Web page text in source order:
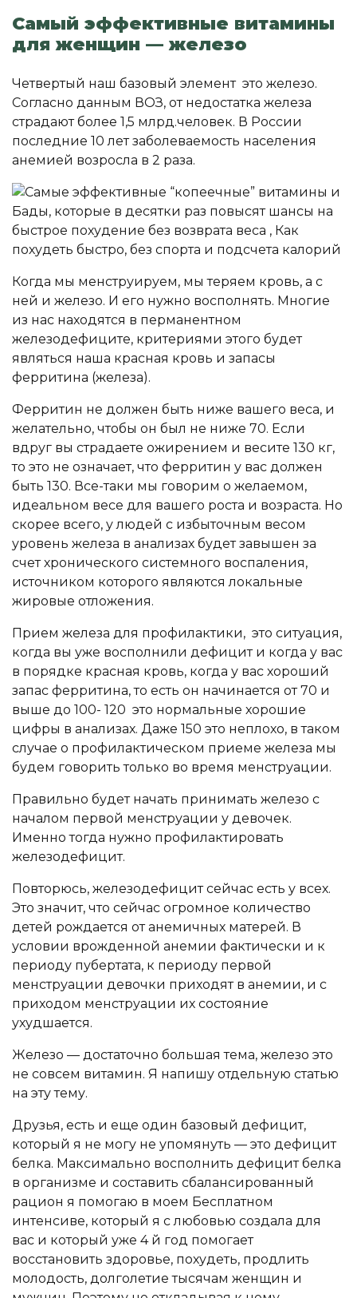
Самый эффективные витамины
для женщин — железо
Четвертый наш базовый элемент это железо.
Согласно данным ВОЗ, от недостатка железа
страдают более 1,5 млрд.человек. В России
последние 10 лет заболеваемость населения
анемией возросла в 2 раза.
Когда мы менструируем, мы теряем кровь, а с
ней и железо. И его нужно восполнять. Многие
из нас находятся в перманентном
железодефиците, критериями этого будет
являться наша красная кровь и запасы
ферритина (железа).
Ферритин не должен быть ниже вашего веса, и
желательно, чтобы он был не ниже 70. Если
вдруг вы страдаете ожирением и весите 130 кг,
то это не означает, что ферритин у вас должен
быть 130. Все-таки мы говорим о желаемом,
идеальном весе для вашего роста и возраста. Но
скорее всего, у людей с избыточным весом
уровень железа в анализах будет завышен за
счет хронического системного воспаления,
источником которого являются локальные
жировые отложения.
Прием железа для профилактики, это ситуация,
когда вы уже восполнили дефицит и когда у вас
в порядке красная кровь, когда у вас хороший
запас ферритина, то есть он начинается от 70 и
выше до 100- 120 это нормальные хорошие
цифры в анализах. Даже 150 это неплохо, в таком
случае о профилактическом приеме железа мы
будем говорить только во время менструации.
Правильно будет начать принимать железо с
началом первой менструации у девочек.
Именно тогда нужно профилактировать
железодефицит.
Повторюсь, железодефицит сейчас есть у всех.
Это значит, что сейчас огромное количество
детей рождается от анемичных матерей. В
условии врожденной анемии фактически и к
периоду пубертата, к периоду первой
менструации девочки приходят в анемии, и с
приходом менструации их состояние
ухудшается.
Железо — достаточно большая тема, железо это
не совсем витамин. Я напишу отдельную статью
на эту тему.
Друзья, есть и еще один базовый дефицит,
который я не могу не упомянуть — это дефицит
белка. Максимально восполнить дефицит белка
в организме и составить сбалансированный
рацион я помогаю в моем Бесплатном
интенсиве, который я с любовью создала для
вас и который уже 4 й год помогает
восстановить здоровье, похудеть, продлить
молодость, долголетие тысячам женщин и